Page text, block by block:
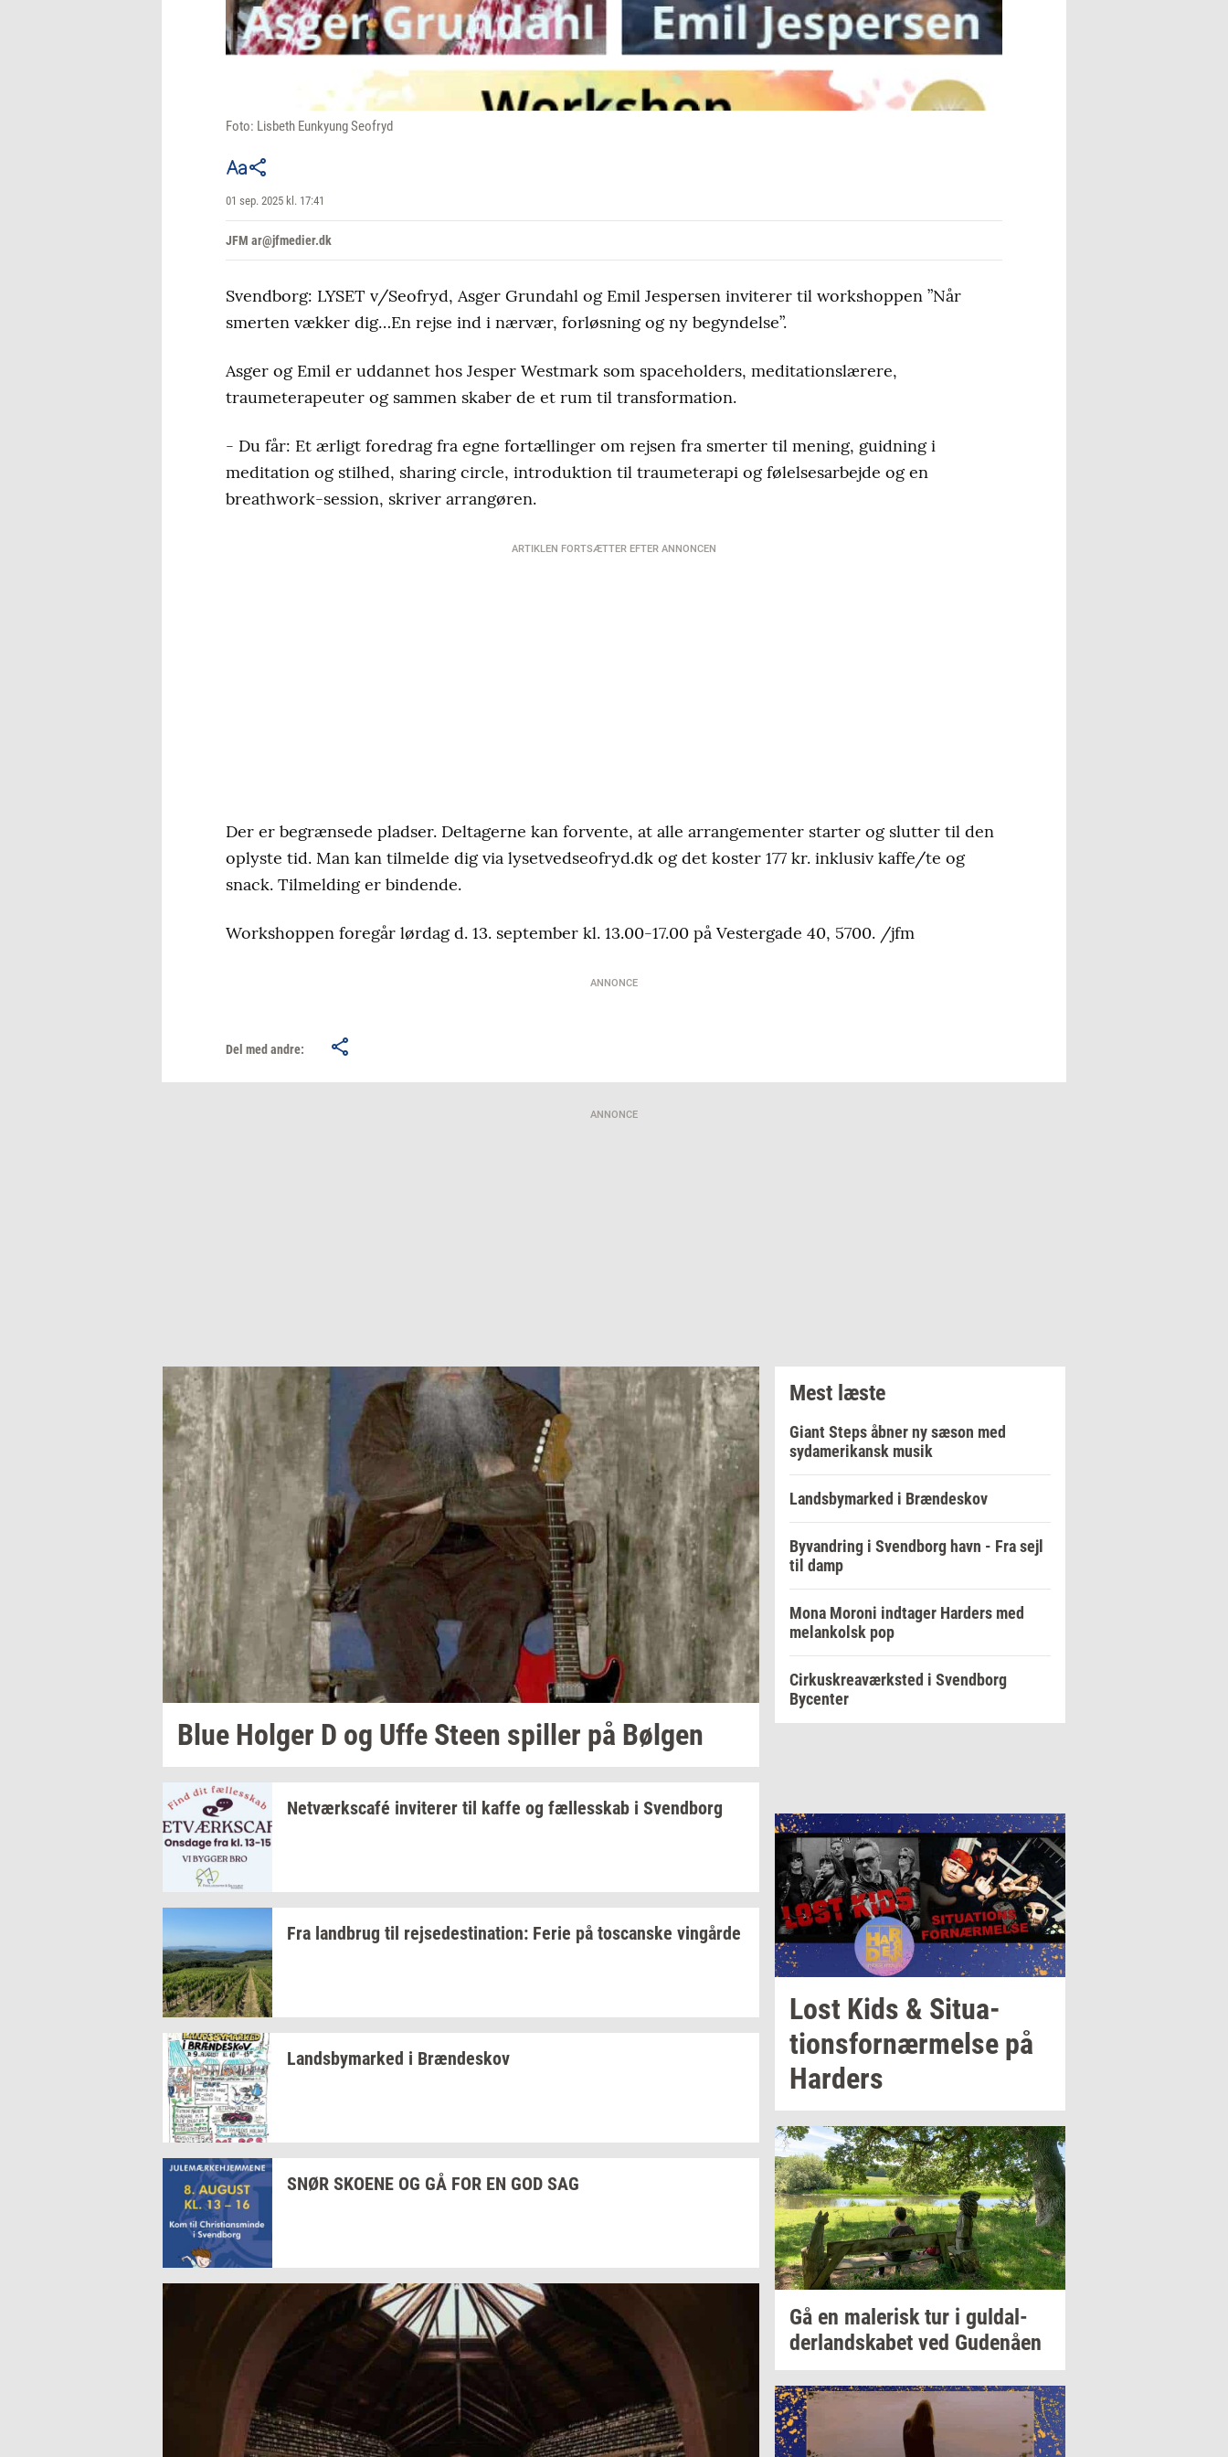
Foto: Lisbeth Eunkyung Seofryd
01 sep. 2025 kl. 17:41
JFM ar@jfmedier.dk
Svendborg: LYSET v/Seofryd, Asger Grundahl og Emil Jespersen inviterer til workshoppen ”Når
smerten vækker dig…En rejse ind i nærvær, forløsning og ny begyndelse”.
Asger og Emil er uddannet hos Jesper Westmark som spaceholders, meditationslærere,
traumeterapeuter og sammen skaber de et rum til transformation.
- Du får: Et ærligt foredrag fra egne fortællinger om rejsen fra smerter til mening, guidning i
meditation og stilhed, sharing circle, introduktion til traumeterapi og følelsesarbejde og en
breathwork-session, skriver arrangøren.
ARTIKLEN FORTSÆTTER EFTER ANNONCEN
Der er begrænsede pladser. Deltagerne kan forvente, at alle arrangementer starter og slutter til den
oplyste tid. Man kan tilmelde dig via lysetvedseofryd.dk og det koster 177 kr. inklusiv kaffe/te og
snack. Tilmelding er bindende.
Workshoppen foregår lørdag d. 13. september kl. 13.00-17.00 på Vestergade 40, 5700. /jfm
ANNONCE
Del med andre:
ANNONCE
Blue Hol­ger D og Uffe Steen spil­ler på Bøl­gen
Netværkscafé in­vi­te­rer til kaffe og fæl­les­skab i Svend­borg
Fra land­brug til rej­se­desti­na­tion: Ferie på toscan­ske vin­går­de
Lands­by­mar­ked i Bræn­de­skov
SNØR SKO­E­NE OG GÅ FOR EN GOD SAG
Mest læste
Giant Steps åbner ny sæson med
sydamerikansk musik
Landsbymarked i Brændeskov
Byvandring i Svendborg havn - Fra sejl
til damp
Mona Moroni indtager Harders med
melankolsk pop
Cirkuskreaværksted i Svendborg
Bycenter
Lost Kids & Si­tu­a­
tions­for­nær­mel­se på
Har­ders
Gå en ma­le­risktur i gul­dal­
der­land­ska­bet ved Gu­denå­en